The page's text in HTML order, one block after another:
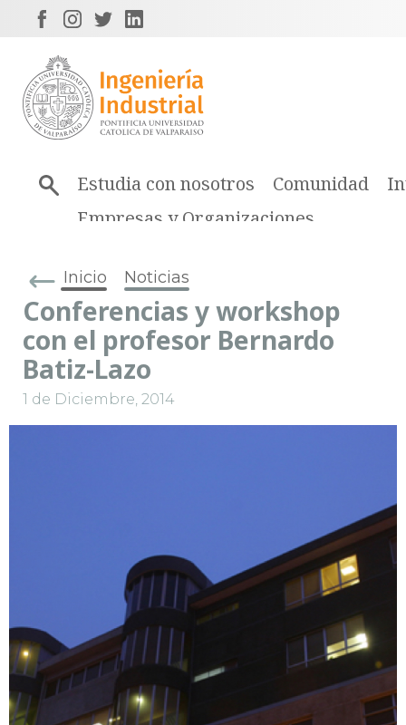
Estudia con nosotros Comunidad
Empresas y Organizaciones
Inicio Noticias
Conferencias y workshop
con el profesor Bernardo
Batiz-Lazo
1 de Diciembre, 2014